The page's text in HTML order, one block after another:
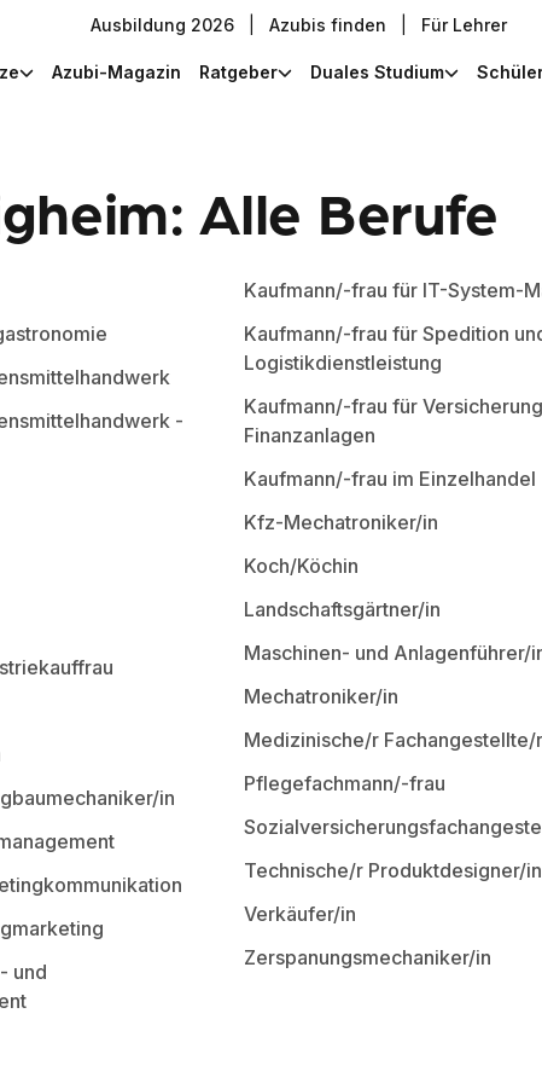
Ausbildung 2026 Azubis finden Für Lehrer
Azubi-Magazin Ratgeber Duales Studium
Alle Berufe
-
in
und
Kaufmann/-frau für IT-System-
Kaufmann/-frau für Spedition
Logistikdienstleistung
Kaufmann/-frau für
Finanzanlagen
Kaufmann/-frau im Einzelhandel
Kfz-Mechatroniker/in
Koch/Köchin
Landschaftsgärtner/in
Maschinen- und Anlagenführer/
Mechatroniker/in
Medizinische/r Fachangestellte/
Pflegefachmann/-frau
Technische/r Produktdesigner/in
Verkäufer/in
Zerspanungsmechaniker/in